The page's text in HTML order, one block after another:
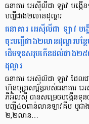
ធនាគារ អេស៊ីលីដា ឡាវ បង្កើ
បញ្ជីជាង២លានដុល្លារ
ធនាគារ អេស៊ីលីដា ឡាវ បង្
ចុះបញ្ជីជាង២លានដុល្លារបន្ថ
ដើមទុនសរុបកើនដល់ជាង២
ដុល្លារ
ធនាគារ អេស៊ីលីដា ឡាវ ដែលជ
ហ៊ុនបុត្រសម្ព័ន្ធរបស់ធនាគារ អ
ភីអិលស៊ី បានសម្រេចបង្កើនទុន
បញ្ជី៤០ពាន់លានឡាវគីប ឬជាង
២,២លាន…